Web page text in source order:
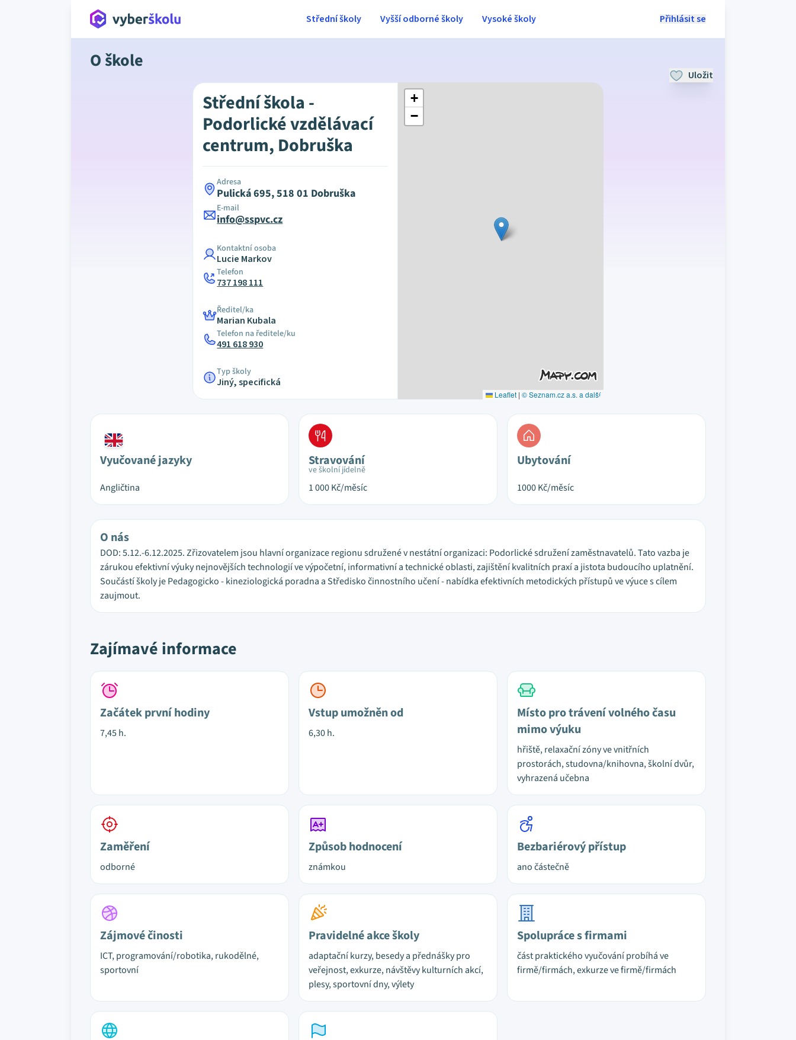
Přihlásit se
Střední školy Vyšší odborné školy Vysoké školy
O škole
Uložit
Střední škola -
Podorlické vzdělávací
centrum, Dobruška
Adresa
Pulická 695, 518 01 Dobruška
E-mail
info@sspvc.cz
Kontaktní osoba
Lucie Markov
Telefon
737 198 111
Ředitel/ka
Marian Kubala
Telefon na ředitele/ku
491 618 930
Typ školy
Jiný, specifická
+
−
Leaflet | © Seznam.cz a.s. a další
Vyučované jazyky
Angličtina
Stravování
ve školní jídelně
1 000Kč/měsíc
Ubytování
1000Kč/měsíc
O nás
DOD: 5.12.-6.12.2025. Zřizovatelem jsou hlavní organizace regionu sdružené v nestátní organizaci: Podorlické sdružení zaměstnavatelů. Tato vazba je
zárukou efektivní výuky nejnovějších technologií ve výpočetní, informativní a technické oblasti, zajištění kvalitních praxí a jistota budoucího uplatnění.
Součástí školy je Pedagogicko - kineziologická poradna a Středisko činnostního učení - nabídka efektivních metodických přístupů ve výuce s cílem
zaujmout.
Zajímavé informace
Začátek první hodiny
7,45 h.
Vstup umožněn od
6,30 h.
Místo pro trávení volného času
mimo výuku
hřiště, relaxační zóny ve vnitřních
prostorách, studovna/knihovna, školní dvůr,
vyhrazená učebna
Zaměření
odborné
Způsob hodnocení
známkou
Bezbariérový přístup
ano částečně
Zájmové činosti
ICT, programování/robotika, rukodělné,
sportovní
Pravidelné akce školy
adaptační kurzy, besedy a přednášky pro
veřejnost, exkurze, návštěvy kulturních akcí,
plesy, sportovní dny, výlety
Spolupráce s firmami
část praktického vyučování probíhá ve
firmě/firmách, exkurze ve firmě/firmách